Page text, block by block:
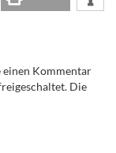
einen Kommentar
Die